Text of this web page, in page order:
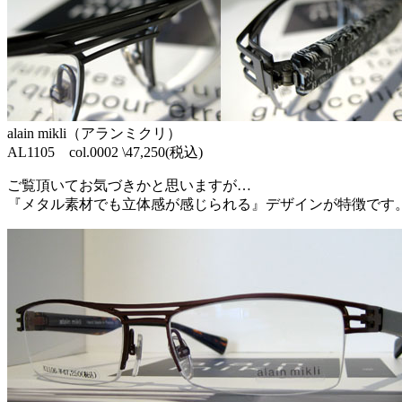
alain mikli（アランミクリ）
AL1105 col.0002 \47,250(税込)
ご覧頂いてお気づきかと思いますが…
『メタル素材でも立体感が感じられる』デザインが特徴です